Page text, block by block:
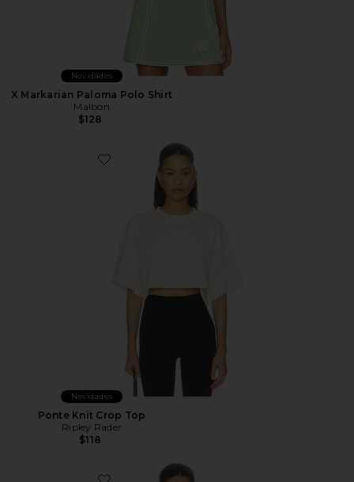
Novidades
X Markarian Paloma Polo Shirt
Malbon
$128
Favorite Ponte Knit Crop Top
Novidades
Ponte Knit Crop Top
Ripley Rader
$118